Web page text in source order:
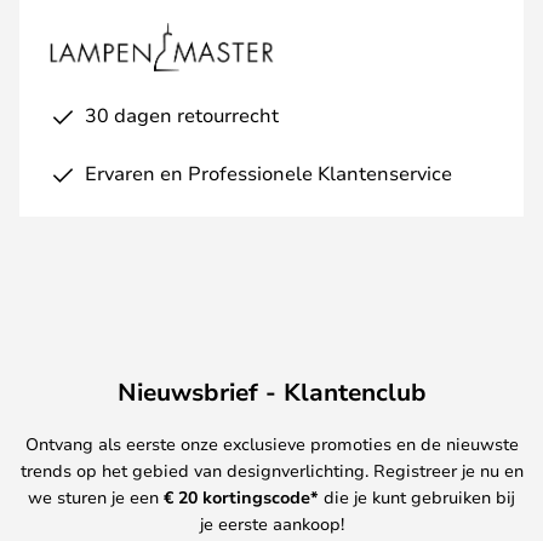
30 dagen retourrecht
Ervaren en Professionele Klantenservice
Nieuwsbrief - Klantenclub
Ontvang als eerste onze exclusieve promoties en de nieuwste
trends op het gebied van designverlichting. Registreer je nu en
we sturen je een € 20 kortingscode* die je kunt gebruiken bij
je eerste aankoop!